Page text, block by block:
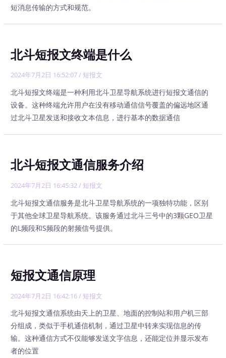
短消息传输的方式和规范。
北斗短报文终端是什么
2024年7月2日 16:52:07/ 短报文
北斗短报文终端是一种利用北斗卫星导航系统进行短报文通信的
设备。这种终端允许用户在没有移动通信信号覆盖的偏远地区通
过北斗卫星发送和接收文本信息，进行基本的数据通信
北斗短报文通信服务介绍
2024年7月2日 16:45:32/ 短报文
北斗短报文通信服务是北斗卫星导航系统的一项独特功能，区别
于其他全球卫星导航系统。该服务通过北斗三号中的3颗GEO卫星
的L频段和S频段的射频信号提供。
短报文通信原理
2024年7月2日 16:42:16/ 短报文
北斗短报文通信系统由天上的卫星、地面的控制站和用户机三部
分组成，类似于手机通信机制，通过卫星中转来实现信息的传
输。这种通信方式不仅能够发送文字信息，还能定位并显示发布
者的位置